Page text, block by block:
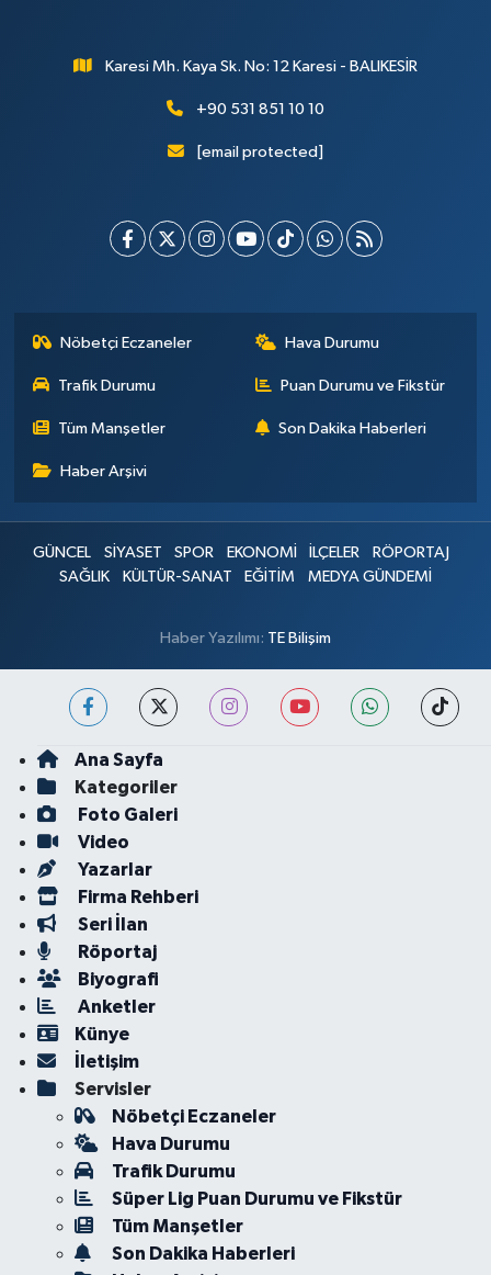
Karesi Mh. Kaya Sk. No: 12 Karesi - BALIKESİR
+90 531 851 10 10
[email protected]
Nöbetçi Eczaneler Hava Durumu
Trafik Durumu Puan Durumu ve Fikstür
Tüm Manşetler Son Dakika Haberleri
Haber Arşivi
GÜNCEL SİYASET SPOR EKONOMİ İLÇELER
RÖPORTAJ
SAĞLIK
KÜLTÜR-SANAT EĞİTİM MEDYA GÜNDEMİ
Haber Yazılımı: TE Bilişim
Ana Sayfa
Kategoriler
Foto Galeri
Video
Yazarlar
Firma Rehberi
Seri İlan
Röportaj
Biyografi
Anketler
Künye
İletişim
Servisler
Nöbetçi Eczaneler
Hava Durumu
Trafik Durumu
Süper Lig Puan Durumu ve Fikstür
Tüm Manşetler
Son Dakika Haberleri